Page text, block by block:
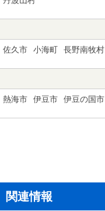
佐久市 小海町 長野南牧村
熱海市 伊豆市 伊豆の国市
関連情報